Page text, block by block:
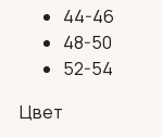
44-46
48-50
52-54
Цвет